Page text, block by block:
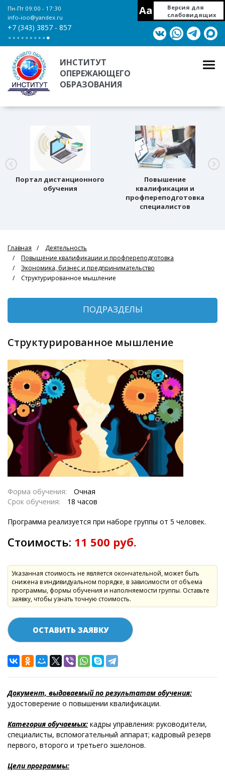
Пн-Пт 09:00 - 17:30
info-ioo@yandex.ru
+7 (343) 3857 - 857
Aa
Версия для
слабовидящих
ИНСТИТУТ
ОПЕРЕЖАЮЩЕГО
ОБРАЗОВАНИЯ
Портал дистанционного
обучения
Повышение
квалификации и
профпереподготовка
специалистов
Главная
Деятельность
Повышение квалификации и профпереподготовка
Экономика, бизнес и предпринимательство
Структурированное мышление
ПОДРАЗДЕЛЫ
Структурированное мышление
Форма обучения:
Очная
Срок обучения:
18 часов
Программа реализуется при наборе группы от 5 человек.
Стоимость: 11 500 руб.
Указанная стоимость не является окончательной, может быть
снижена в индивидуальном порядке, в зависимости от объема
программы, формы обучения и наполняемости группы. Оставьте
заявку, чтобы узнать точную стоимость.
ОСТАВИТЬ ЗАЯВКУ
Документ, выдаваемый по результатам обучения:
удостоверение о повышении квалификации.
Категория обучаемых: кадры управления: руководители,
специалисты, вспомогательный аппарат; кадровый резерв
первого, второго и третьего эшелонов.
Цели программы: